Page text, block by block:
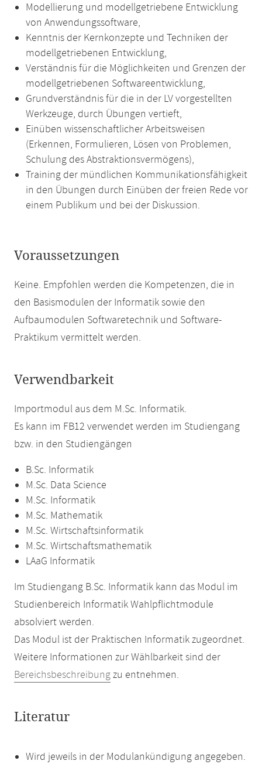
Modellierung und modellgetriebene Entwicklung
von Anwendungssoftware,
Kenntnis der Kernkonzepte und Techniken der
modellgetriebenen Entwicklung,
Verständnis für die Möglichkeiten und Grenzen der
modellgetriebenen Softwareentwicklung,
Grundverständnis für die in der LV vorgestellten
Werkzeuge, durch Übungen vertieft,
Einüben wissenschaftlicher Arbeitsweisen
(Erkennen, Formulieren, Lösen von Problemen,
Schulung des Abstraktionsvermögens),
Training der mündlichen Kommunikationsfähigkeit
in den Übungen durch Einüben der freien Rede vor
einem Publikum und bei der Diskussion.
Voraussetzungen
Keine. Empfohlen werden die Kompetenzen, die in
den Basismodulen der Informatik sowie den
Aufbaumodulen Softwaretechnik und Software-
Praktikum vermittelt werden.
Verwendbarkeit
Importmodul aus dem M.Sc. Informatik.
Es kann im FB12 verwendet werden im Studiengang
bzw. in den Studiengängen
B.Sc. Informatik
M.Sc. Data Science
M.Sc. Informatik
M.Sc. Mathematik
M.Sc. Wirtschaftsinformatik
M.Sc. Wirtschaftsmathematik
LAaG Informatik
Im Studiengang B.Sc. Informatik kann das Modul im
Studienbereich Informatik Wahlpflichtmodule
absolviert werden.
Das Modul ist der Praktischen Informatik zugeordnet.
Weitere Informationen zur Wählbarkeit sind der
Bereichsbeschreibungzu entnehmen.
Literatur
Wird jeweils in der Modulankündigung angegeben.